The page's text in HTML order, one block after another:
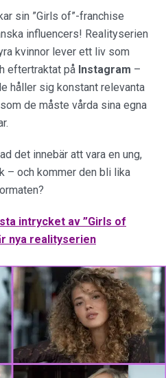
sin ”Girls of”-franchise
influencers! Realityserien
kvinnor lever ett liv som
eftertraktat på Instagram –
håller sig konstant relevanta
de måste vårda sina egna
det innebär att vara en ung,
– och kommer den bli lika
intrycket av ”Girls of
nya realityserien